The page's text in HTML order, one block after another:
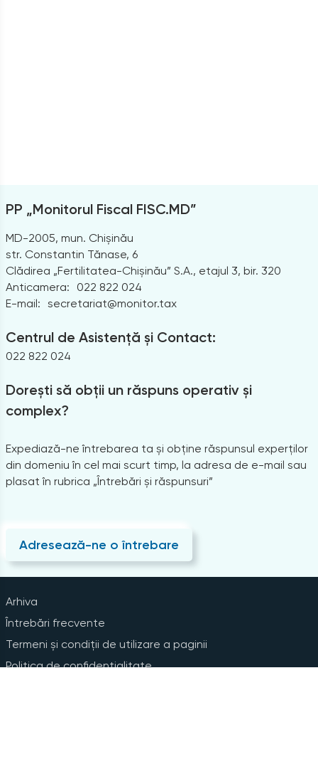
PP „Monitorul Fiscal FISC.MD”
MD-2005, mun. Chișinău
str. Constantin Tănase, 6
Clădirea „Fertilitatea-Chișinău” S.A., etajul 3, bir. 320
Anticamera:
022 822 024
E-mail: secretariat@monitor.tax
Centrul de Asistență și Contact:
022 822 024
Dorești să obții un răspuns operativ și
complex?
Expediază-ne întrebarea ta și obține răspunsul experților
din domeniu în cel mai scurt timp, la adresa de e-mail sau
plasat în rubrica „Întrebări și răspunsuri”
Adresează-ne o întrebare
Arhiva
Întrebări frecvente
Termeni și condiții de utilizare a paginii
Politica de confidențialitate